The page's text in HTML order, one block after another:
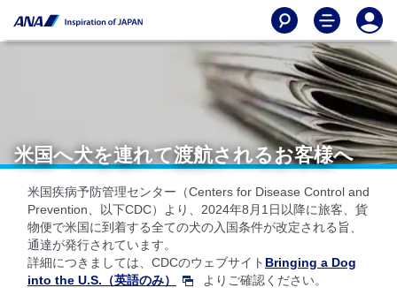
米国へ犬を連れて渡航されるお客様へ
米国疾病予防管理センター（Centers for Disease Control and
Prevention、以下CDC）より、2024年8月1日以降に旅客、貨
物便で米国に到着する全ての犬の入国条件が改定される旨、
通達が発行されています。
詳細につきましては、CDCのウェブサイト Bringing a Dog
into the U.S.（英語のみ）
よりご確認ください。